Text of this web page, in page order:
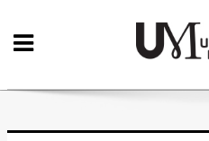
Početna
Vizualne